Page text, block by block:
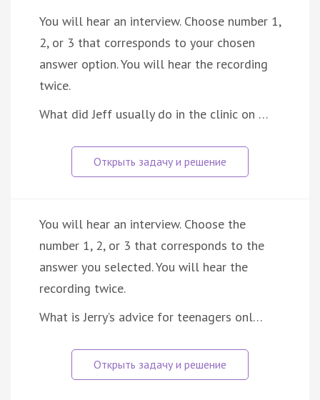
You will hear an interview. Choose number 1,
2, or 3 that corresponds to your chosen
answer option. You will hear the recording
twice.
What did Jeff usually do in the clinic on …
You will hear an interview. Choose the
number 1, 2, or 3 that corresponds to the
answer you selected. You will hear the
recording twice.
What is Jerry’s advice for teenagers onl…